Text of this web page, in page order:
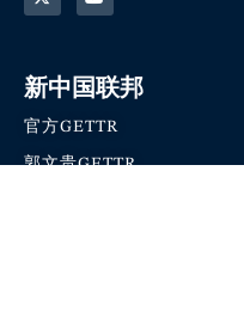
新中国联邦
官方GETTR
郭文贵GETTR